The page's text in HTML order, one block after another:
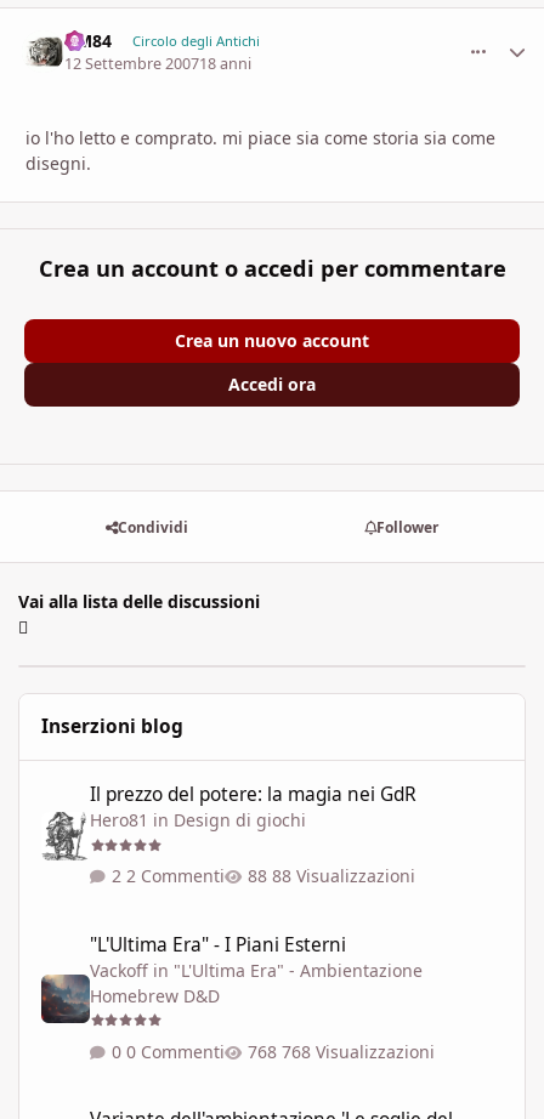
DM84 Circolo degli Antichi
12 Settembre 200718 anni
io l'ho letto e comprato. mi piace sia come storia sia come
disegni.
Crea un account o accedi per commentare
Crea un nuovo account
Accedi ora
Condividi Follower
Vai alla lista delle discussioni
Inserzioni blog
Il prezzo del potere: la magia nei GdR
Hero81 in Design di giochi
2 Commenti 88 Visualizzazioni
"L'Ultima Era" - I Piani Esterni
Vackoff in "L'Ultima Era" - Ambientazione
Homebrew D&D
0 Commenti 768 Visualizzazioni